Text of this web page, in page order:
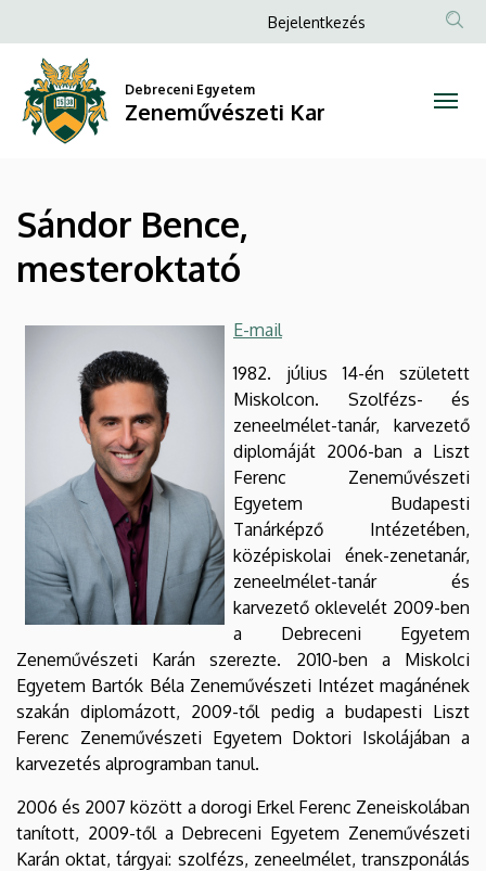
Bence,
mesteroktató
Zeneművészeti
Kar
a
tartalomra
Anonim
menüje
Bejelentkezés
Debreceni Egyetem
Zeneművészeti Kar
Sándor Bence,
mesteroktató
E-mail
1982. július 14-én született
Miskolcon. Szolfézs- és
zeneelmélet-tanár, karvezető
diplomáját 2006-ban a Liszt
Ferenc Zeneművészeti
Egyetem Budapesti
Tanárképző Intézetében,
középiskolai ének-zenetanár,
zeneelmélet-tanár és
karvezető oklevelét 2009-ben
a Debreceni Egyetem
Zeneművészeti Karán szerezte. 2010-ben a Miskolci
Egyetem Bartók Béla Zeneművészeti Intézet magánének
szakán diplomázott, 2009-től pedig a budapesti Liszt
Ferenc Zeneművészeti Egyetem Doktori Iskolájában a
karvezetés alprogramban tanul.
2006 és 2007 között a dorogi Erkel Ferenc Zeneiskolában
tanított, 2009-től a Debreceni Egyetem Zeneművészeti
Karán oktat, tárgyai: szolfézs, zeneelmélet, transzponálás